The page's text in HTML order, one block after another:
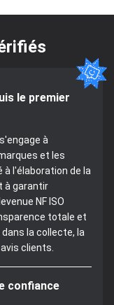
le premier
à
et les
l'élaboration de la
à garantir
NF ISO
totale et
la collecte, la
clients.
confiance